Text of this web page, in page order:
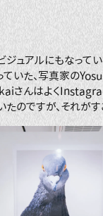
ジュアルにもなって
ていた、写真家の
さんはよく
のですが、それがす